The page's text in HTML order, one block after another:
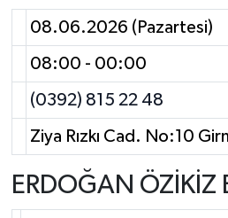
08.06.2026 (Pazartesi)
08:00 - 00:00
(0392) 815 22 48
Ziya Rızkı Cad. No:10
ERDOĞAN ÖZİKİZ